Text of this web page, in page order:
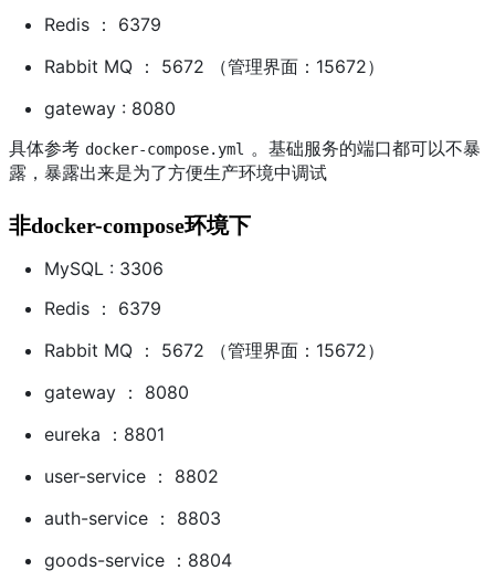
Redis ： 6379
Rabbit MQ ： 5672 （管理界面：15672）
gateway : 8080
具体参考 docker-compose.yml
。基础服务的端口都可以不暴
露，暴露出来是为了方便生产环境中调试
非docker-compose环境下
MySQL : 3306
Redis ： 6379
Rabbit MQ ： 5672 （管理界面：15672）
gateway ： 8080
eureka ：8801
user-service ： 8802
auth-service ： 8803
goods-service ：8804